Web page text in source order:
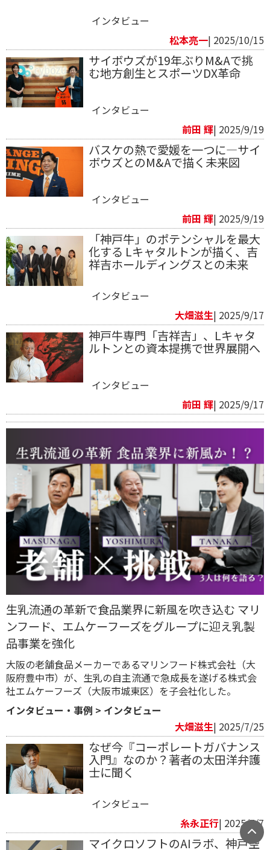
インタビュー
松本亮一| 2025/10/15
サイボウズが19年ぶりM&Aで挑
む地方創生とスポーツDX革命
インタビュー
前田 輝| 2025/9/19
バスケの熱で愛媛を一つに―サイ
ボウズとのM&Aで描く未来図
インタビュー
前田 輝| 2025/9/19
「神戸牛」のポテンシャルを最大
化する Lキャタルトンが描く、吉
祥吉ホールディングスとの未来
インタビュー
大畑滋生| 2025/9/17
神戸牛専門「吉祥吉」、Lキャタ
ルトンとの資本提携で世界展開へ
インタビュー
前田 輝| 2025/9/17
生乳流通の革新で食品業界に新風を吹き込む マリ
ンフード、エムケーフーズをグループに迎え乳製
品事業を強化
大阪の老舗食品メーカーであるマリンフード株式会社（大
阪府豊中市）が、生乳の自主流通で急成長を遂げる株式会
社エムケーフーズ（大阪市城東区）を子会社化した。
インタビュー・事例 > インタビュー
大畑滋生| 2025/7/25
なぜ今『コーポレートガバナンス
入門』なのか？著者の太田洋弁護
士に聞く
インタビュー
糸永正行| 2025/7/7
マイクロソフトのAIラボ、神戸空